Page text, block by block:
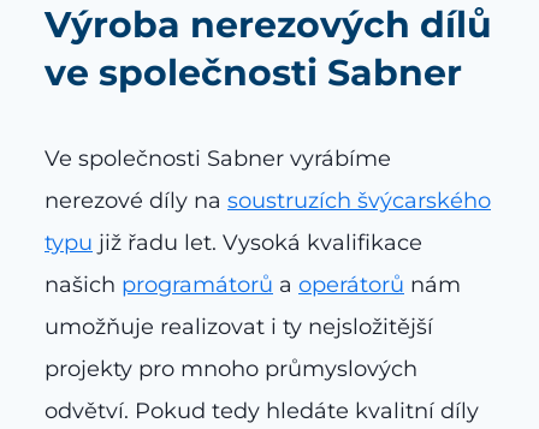
Výroba nerezových dílů
ve společnosti Sabner
Ve společnosti Sabner vyrábíme
nerezové díly na soustruzích švýcarského
typu již řadu let. Vysoká kvalifikace
našich programátorů a operátorů nám
umožňuje realizovat i ty nejsložitější
projekty pro mnoho průmyslových
odvětví. Pokud tedy hledáte kvalitní díly